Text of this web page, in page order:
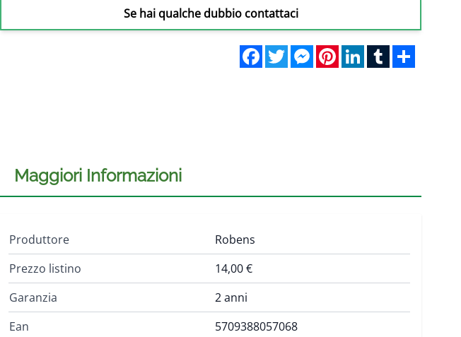
Se hai qualche dubbio contattaci
FacebookTwitterMessengerPinterestLinkedInTumblr
Maggiori Informazioni
Produttore
Robens
Prezzo listino
14,00 €
Garanzia
2 anni
Ean
5709388057068